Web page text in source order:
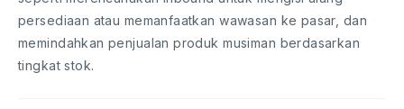
persediaan atau memanfaatkan wawasan ke pasar, dan
memindahkan penjualan produk musiman berdasarkan
tingkat stok.